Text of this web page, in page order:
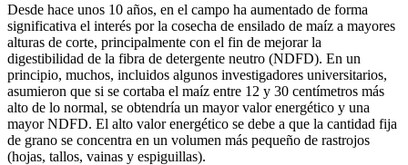
Desde hace unos 10 años, en el campo ha aumentado de forma
significativa el interés por la cosecha de ensilado de maíz a mayores
alturas de corte, principalmente con el fin de mejorar la
digestibilidad de la fibra de detergente neutro (NDFD). En un
principio, muchos, incluidos algunos investigadores universitarios,
asumieron que si se cortaba el maíz entre 12 y 30 centímetros más
alto de lo normal, se obtendría un mayor valor energético y una
mayor NDFD. El alto valor energético se debe a que la cantidad fija
de grano se concentra en un volumen más pequeño de rastrojos
(hojas, tallos, vainas y espiguillas).